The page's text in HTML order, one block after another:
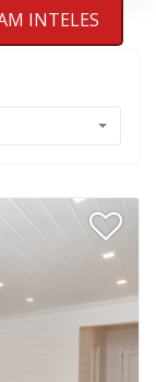
INTELES